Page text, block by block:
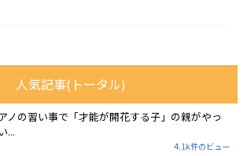
人気記事(トータル)
ノの習い事で「才能が開花する子」の親がやっ
...
4.1k件のビュー